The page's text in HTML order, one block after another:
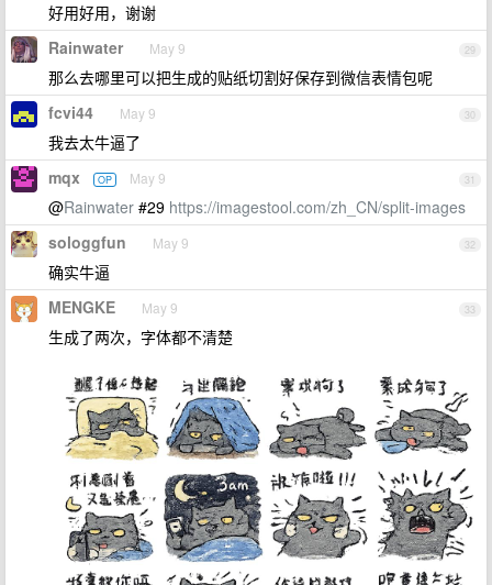
好用好用，谢谢
29
Rainwater May 9
那么去哪里可以把生成的贴纸切割好保存到微信表情包呢
30
fcvi44 May 9
我去太牛逼了
31
mqx OP May 9
@Rainwater #29 https://imagestool.com/zh_CN/split-images
32
sologgfun May 9
确实牛逼
33
MENGKE May 9
生成了两次，字体都不清楚